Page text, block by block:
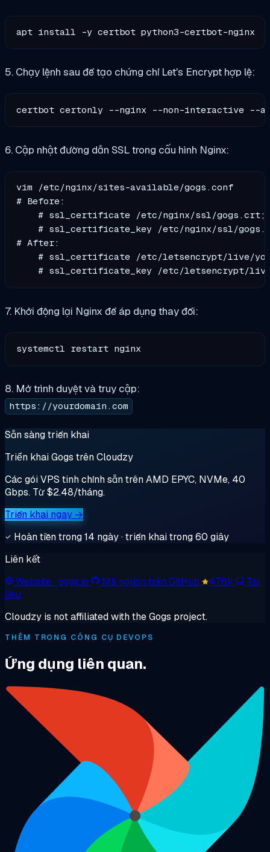
5. Chạy lệnh sau để tạo chứng chỉ Let's Encrypt hợp lệ:
certbot certonly --nginx --non-interactive --
6. Cập nhật đường dẫn SSL trong cấu hình Nginx:
vim /etc/nginx/sites-available/gogs.conf
# Before:
    # ssl_certificate /etc/nginx/ssl/gogs.crt;
# ssl_certificate_key /etc/nginx/ssl/
# After:
# ssl_certificate /etc/letsencrypt/live/
7. Khởi động lại Nginx để áp dụng thay đổi:
8. Mở trình duyệt và truy cập:
https://yourdomain.com
Sẵn sàng triển khai
Triển khai Gogs trên Cloudzy
Các gói VPS tinh chỉnh sẵn trên AMD EPYC, NVMe, 40
Gbps. Từ $2.48/tháng.
Triển khai ngay →
Hoàn tiền trong 14 ngày · triển khai trong 60 giây
Liên kết
Website· gogs.io Mã nguồn trên GitHub 47.6k
Tài
liệu
Cloudzy is not affiliated with the Gogs project.
THÊM TRONG CÔNG CỤ DEVOPS
Ứng dụng liên quan.